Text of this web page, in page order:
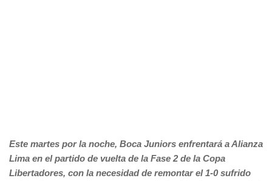
Este martes por la noche, Boca Juniors enfrentará a Alianza
Lima en el partido de vuelta de la Fase 2 de la Copa
Libertadores, con la necesidad de remontar el 1-0 sufrido